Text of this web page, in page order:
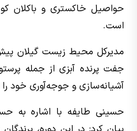
حواصیل خاکستری و باکلان
است.
مدیرکل محیط زیست گیلان
جفت پرنده آبزی از جمله
آشیانه‌سازی و جوجه‌آوری خود را
حسینی طایفه با اشاره به